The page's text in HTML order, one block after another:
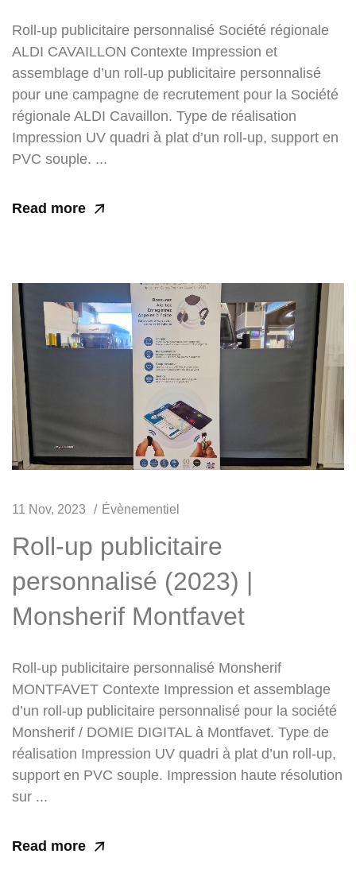
Roll-up publicitaire personnalisé Société régionale
ALDI CAVAILLON Contexte Impression et
assemblage d’un roll-up publicitaire personnalisé
pour une campagne de recrutement pour la Société
régionale ALDI Cavaillon. Type de réalisation
Impression UV quadri à plat d’un roll-up, support en
PVC souple. ...
Read more
11 Nov, 2023 Évènementiel
Roll-up publicitaire
personnalisé (2023) |
Monsherif Montfavet
Roll-up publicitaire personnalisé Monsherif
MONTFAVET Contexte Impression et assemblage
d’un roll-up publicitaire personnalisé pour la société
Monsherif / DOMIE DIGITAL à Montfavet. Type de
réalisation Impression UV quadri à plat d’un roll-up,
support en PVC souple. Impression haute résolution
sur ...
Read more